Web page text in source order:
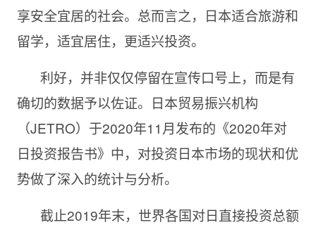
享安全宜居的社会。总而言之，日本适合旅游和
留学，适宜居住，更适兴投资。
利好，并非仅仅停留在宣传口号上，而是有
确切的数据予以佐证。日本贸易振兴机构
（JETRO）于2020年11月发布的《2020年对
日投资报告书》中，对投资日本市场的现状和优
势做了深入的统计与分析。
截止2019年末，世界各国对日直接投资总额